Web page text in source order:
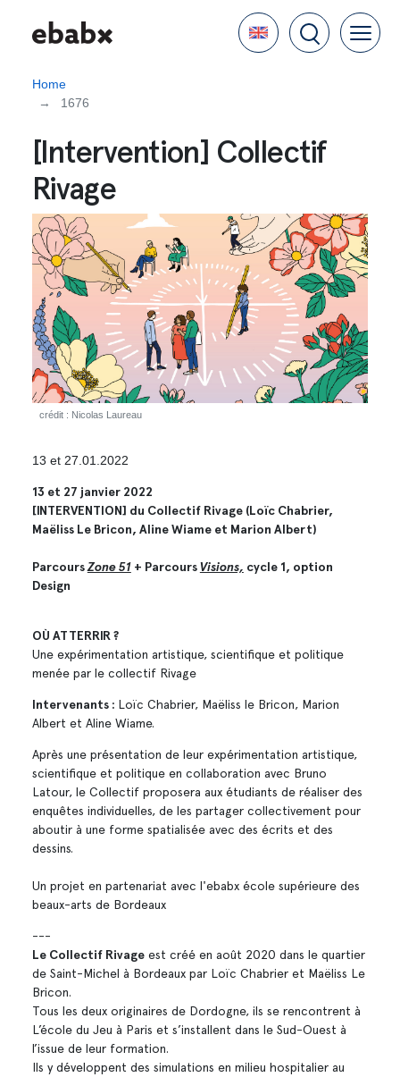
Language
Home
1676
[Intervention] Collectif
Rivage
crédit : Nicolas Laureau
13 et 27.01.2022
13 et 27 janvier 2022
[INTERVENTION] du Collectif Rivage (Loïc Chabrier,
Maëliss Le Bricon, Aline Wiame et Marion Albert)
ParcoursZone 51+ ParcoursVisions, cycle 1, option
Design
OÙ ATTERRIR ?
Une expérimentation artistique, scientifique et politique
menée par le collectif Rivage
Intervenants : Loïc Chabrier, Maëliss le Bricon, Marion
Albert et Aline Wiame.
Après une présentation de leur expérimentation artistique,
scientifique et politique en collaboration avec Bruno
Latour, le Collectif proposera aux étudiants de réaliser des
enquêtes individuelles, de les partager collectivement pour
aboutir à une forme spatialisée avec des écrits et des
dessins.
Un projet en partenariat avec l'ebabx école supérieure des
beaux-arts de Bordeaux
---
Le Collectif Rivageest créé en août 2020 dans le quartier
de Saint-Michel à Bordeaux par Loïc Chabrier et Maëliss Le
Bricon.
Tous les deux originaires de Dordogne, ils se rencontrent à
L’école du Jeu à Paris et s’installent dans le Sud-Ouest à
l’issue de leur formation.
Ils y développent des simulations en milieu hospitalier au